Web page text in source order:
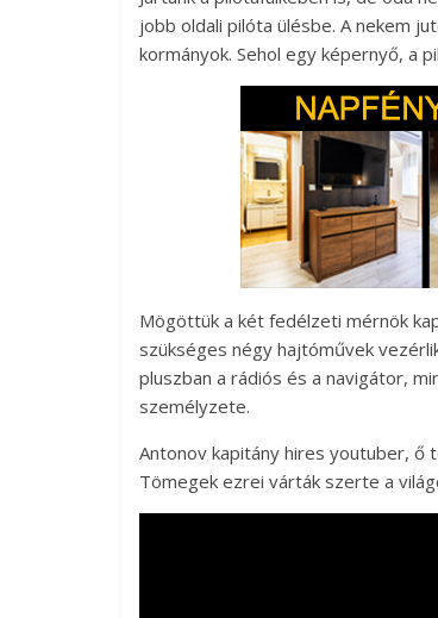
jobb oldali pilóta ülésbe. A nekem
kormányok. Sehol egy képernyő, a
Mögöttük a két fedélzeti mérnök
szükséges négy hajtóművek
pluszban a rádiós és a navigátor,
személyzete.
Antonov kapitány hires youtuber, ő
Tömegek ezrei várták szerte a